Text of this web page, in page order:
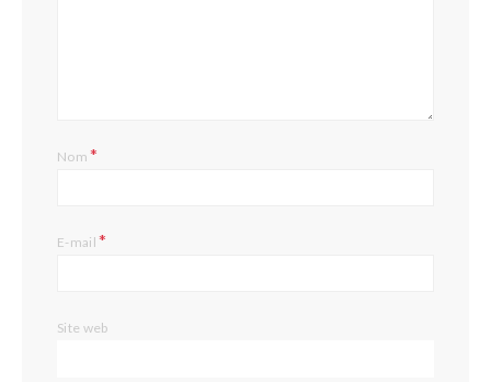
Nom*
E-mail*
Site web